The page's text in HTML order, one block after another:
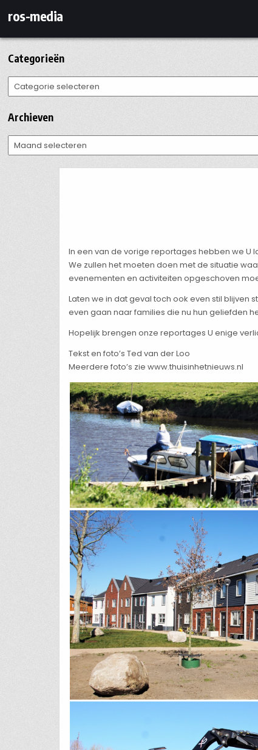
naar
inhoud
ros-media
Categorieën
Categorieën
Archieven
Archieven
In een van de vorige reportages hebben we U
We zullen het moeten doen met de situatie
evenementen en activiteiten opgeschoven
Laten we in dat geval toch ook even stil
even gaan naar families die nu hun geliefden
Hopelijk brengen onze reportages U enige
Tekst en foto’s Ted van der Loo
Meerdere foto’s zie www.thuisinhetnieuws.nl